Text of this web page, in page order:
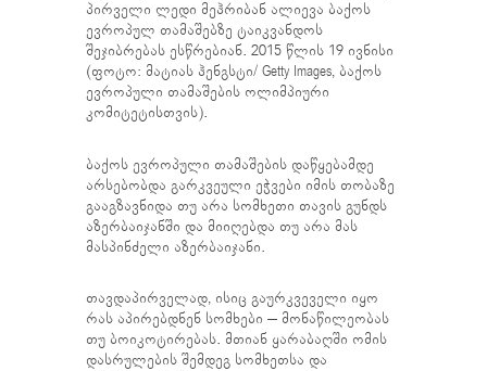
პირველი ლედი მეჰრიბან ალიევა ბაქოს
ევროპულ თამაშებზე ტაიკვანდოს
შეჯიბრებას ესწრებიან. 2015 წლის 19 ივნისი
(ფოტო: მატიას ჰენგსტი/ Getty Images, ბაქოს
ევროპული თამაშების ოლიმპიური
კომიტეტისთვის).
ბაქოს ევროპული თამაშების დაწყებამდე
არსებობდა გარკვეული ეჭვები იმის თობაზე
გააგზავნიდა თუ არა სომხეთი თავის გუნდს
აზერბაიჯანში და მიიღებდა თუ არა მას
მასპინძელი აზერბაიჯანი.
თავდაპირველად, ისიც გაურკვეველი იყო
რას აპირებდნენ სომხები – მონაწილეობას
თუ ბოიკოტირებას. მთიან ყარაბაღში ომის
დასრულების შემდეგ სომხეთსა და